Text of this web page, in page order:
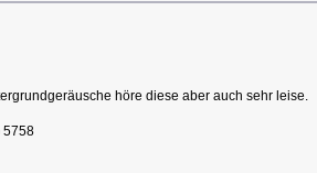
höre diese aber auch sehr leise.
5758